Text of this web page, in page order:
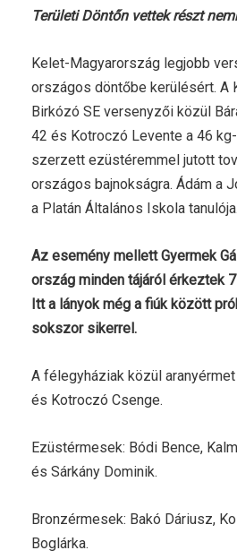
Területi Döntőn vettek részt
Kelet-Magyarország legjobb
országos döntőbe kerülésért. A
Birkózó SE versenyzői közül
42 és Kotroczó Levente a 46
szerzett ezüstéremmel jutott
országos bajnokságra. Ádám a
a Platán Általános Iskola tanulója.
Az esemény mellett Gyermek
ország minden tájáról érkeztek
Itt a lányok még a fiúk között
sokszor sikerrel.
A félegyháziak közül
és Kotroczó Csenge.
Ezüstérmesek: Bódi Bence,
és Sárkány Dominik.
Bronzérmesek: Bakó Dáriusz,
Boglárka.